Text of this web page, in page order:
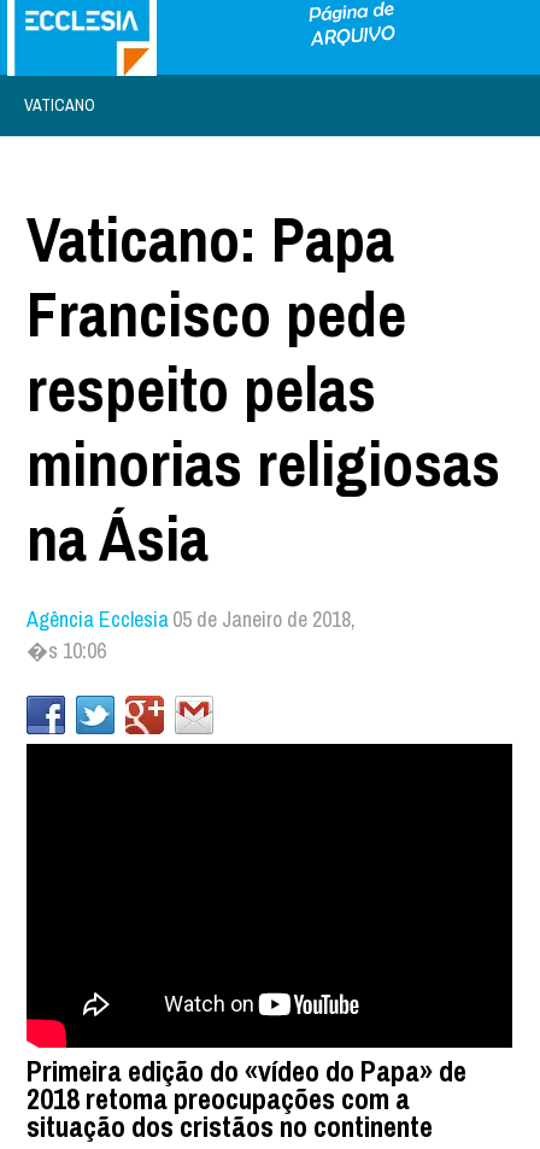
VATICANO
Vaticano: Papa
Francisco pede
respeito pelas
minorias religiosas
na Ásia
Agência Ecclesia05 de Janeiro de 2018,
�s 10:06
Primeira edição do «vídeo do Papa» de
2018 retoma preocupações com a
situação dos cristãos no continente